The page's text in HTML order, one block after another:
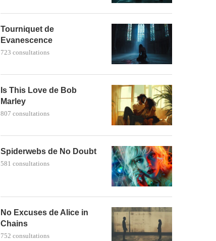
Tourniquet de
Evanescence
723 consultations
Is This Love de Bob
Marley
807 consultations
Spiderwebs de No Doubt
581 consultations
No Excuses de Alice in
Chains
752 consultations